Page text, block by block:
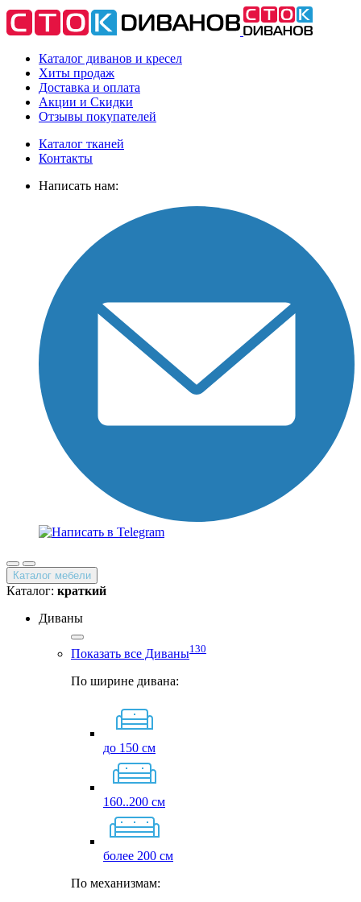
Каталог диванов и кресел
Хиты продаж
Доставка и оплата
Акции и Скидки
Отзывы покупателей
Каталог тканей
Контакты
Написать нам:
Каталог мебели
Каталог: краткий
Диваны
Показать все Диваны130
По ширине дивана:
до 150 см
160..200 см
более 200 см
По механизмам: